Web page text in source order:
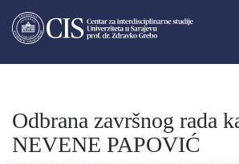
Odbrana završnog rada
NEVENE PAPOVIĆ